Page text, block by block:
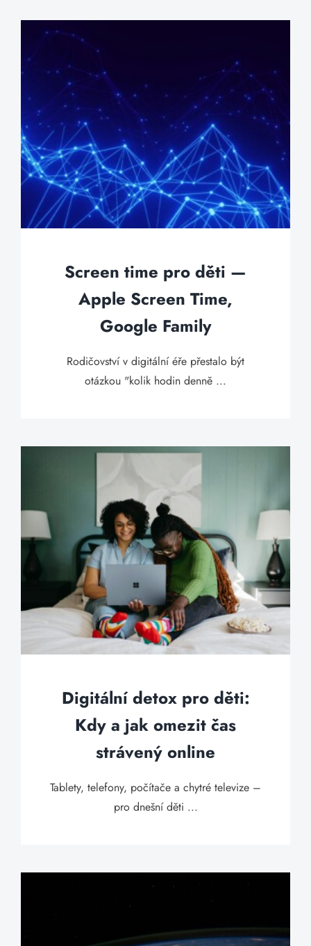
Screen time pro děti —
Apple Screen Time,
Google Family
Rodičovství v digitální éře přestalo být
otázkou "kolik hodin denně ...
Digitální detox pro děti:
Kdy a jak omezit čas
strávený online
Tablety, telefony, počítače a chytré televize –
pro dnešní děti ...